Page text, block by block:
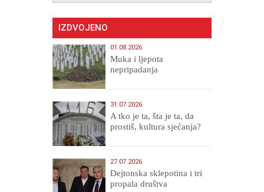
IZDVOJENO
01.08.2026
Muka i ljepota
nepripadanja
31.07.2026
A tko je ta, šta je ta, da
prostiš, kultura sjećanja?
27.07.2026
Dejtonska sklepotina i tri
propala društva